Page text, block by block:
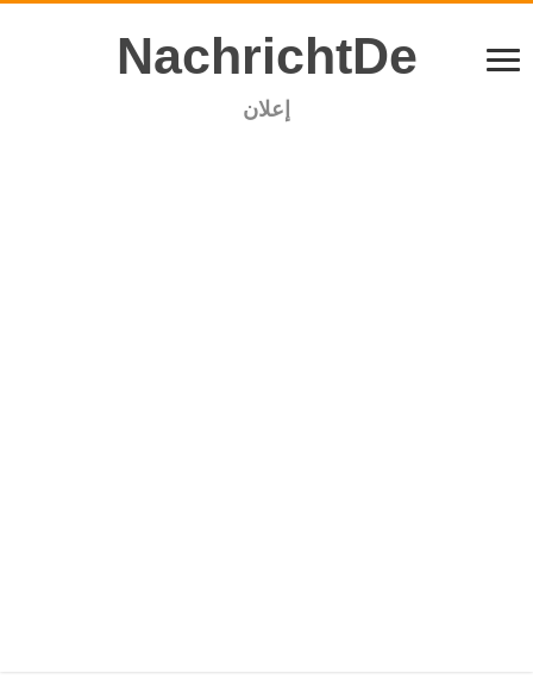
NachrichtDe
إعلان